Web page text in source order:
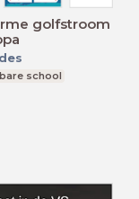
golfstroom
school